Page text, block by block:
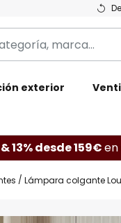
exterior
13% desde 159€
Lámpara colgante